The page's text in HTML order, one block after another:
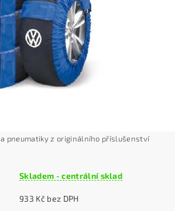
pneumatiky z originálního příslušenství
Skladem - centrální sklad
933 Kč bez DPH